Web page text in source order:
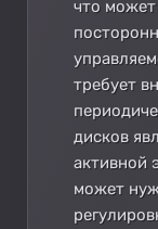
что
требует
дисков
активной
может